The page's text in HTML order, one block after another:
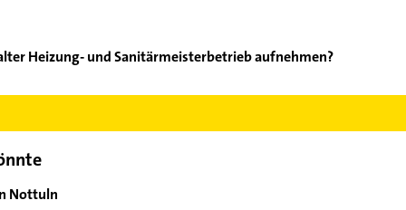
Heizung- und Sanitärmeisterbetrieb aufnehmen?
Nottuln